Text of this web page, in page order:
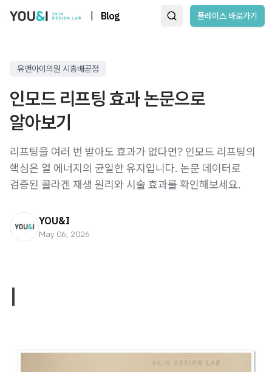
Blog 플레이스 바로가기
유앤아이의원 시흥배곧점
인모드 리프팅 효과 논문으로
알아보기
리프팅을 여러 번 받아도 효과가 없다면? 인모드 리프팅의
핵심은 열 에너지의 균일한 유지입니다. 논문 데이터로
검증된 콜라겐 재생 원리와 시술 효과를 확인해보세요.
YOU&I
May 06, 2026